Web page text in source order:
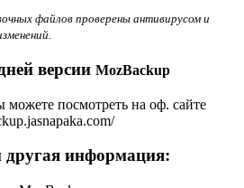
файлов проверены антивирусом и
версии MozBackup
посмотреть на оф. сайте
информация: